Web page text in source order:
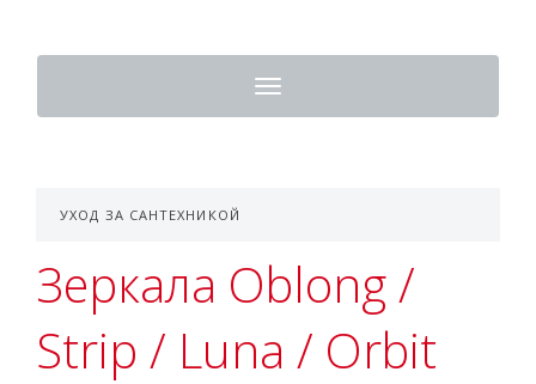
Toggle
navigation
УХОД ЗА САНТЕХНИКОЙ
Зеркала Oblong /
Strip / Luna / Orbit